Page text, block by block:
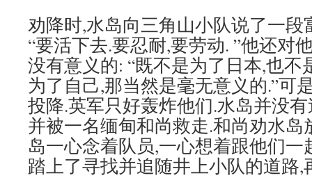
劝降时,水岛向三角山小队说了一
“要活下去.要忍耐,要劳动. ”他还对
没有意义的: “既不是为了日本,也不
为了自己,那当然是毫无意义的.”可
投降.英军只好轰炸他们.水岛并没
并被一名缅甸和尚救走.和尚劝水岛
岛一心念着队员,一心想着跟他们一
踏上了寻找并追随井上小队的道路,